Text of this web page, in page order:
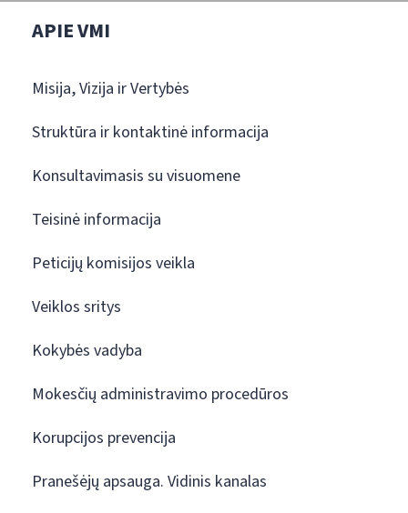
APIE VMI
Misija, Vizija ir Vertybės
Struktūra ir kontaktinė informacija
Konsultavimasis su visuomene
Teisinė informacija
Peticijų komisijos veikla
Veiklos sritys
Kokybės vadyba
Mokesčių administravimo procedūros
Korupcijos prevencija
Pranešėjų apsauga. Vidinis kanalas